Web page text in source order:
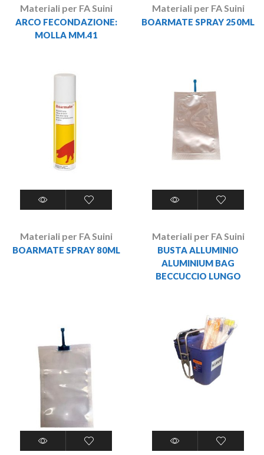
Materiali per FA Suini
ARCO FECONDAZIONE:
MOLLA MM.41
Materiali per FA Suini
BOARMATE SPRAY 250ML
Materiali per FA Suini
BOARMATE SPRAY 80ML
Materiali per FA Suini
BUSTA ALLUMINIO
ALUMINIUM BAG
BECCUCCIO LUNGO